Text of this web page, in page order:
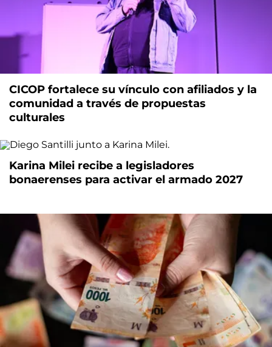
CICOP fortalece su vínculo con afiliados y la
comunidad a través de propuestas
culturales
Karina Milei recibe a legisladores
bonaerenses para activar el armado 2027